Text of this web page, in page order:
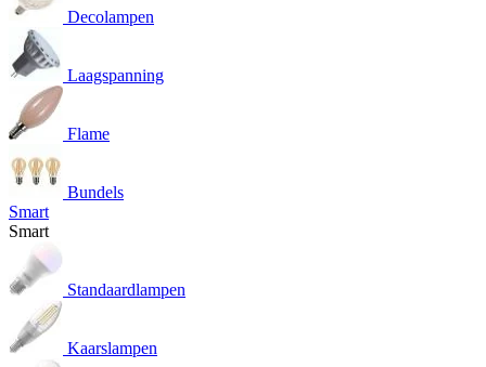
Decolampen
Laagspanning
Flame
Bundels
Smart
Smart
Standaardlampen
Kaarslampen